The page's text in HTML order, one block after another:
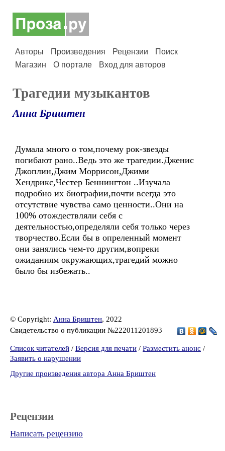
Авторы Произведения Рецензии
Поиск
Магазин
О портале Вход для авторов
Трагедии музыкантов
Анна Бриштен
Думала много о том,почему рок-звезды
погибают рано..Ведь это же трагедии.Дженис
Джоплин,Джим Моррисон,Джими
Хендрикс,Честер Беннингтон ..Изучала
подробно их биографии,почти всегда это
отсутствие чувства само ценности..Они на
100% отождествляли себя с
деятельностью,определяли себя только через
творчество.Если бы в опреленный момент
они занялись чем-то другим,вопреки
ожиданиям окружающих,трагедий можно
было бы избежать..
© Copyright: Анна Бриштен, 2022
Свидетельство о публикации №222011201893
Список читателей / Версия для печати / Разместить анонс /
Заявить о нарушении
Другие произведения автора Анна Бриштен
Рецензии
Написать рецензию